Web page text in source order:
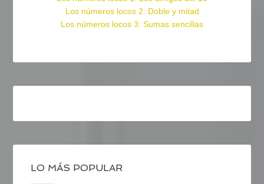
Los números locos 2: Doble y mitad
Los números locos 3: Sumas sencillas
LO MÁS POPULAR